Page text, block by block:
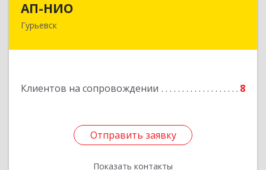
АП-НИО
Гурьевск
Клиентов на сопровождении 8
Отправить заявку
Показать контакты
238300 Калининградская обл, Гурьевск г,
Отправить заявку
Назад